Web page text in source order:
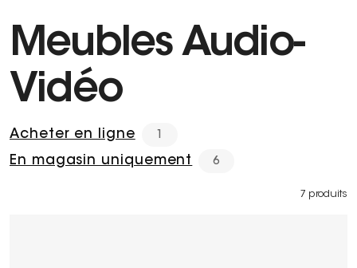
Meubles Audio-
Vidéo
Acheter en ligne
En magasin uniquement 6
7 produits